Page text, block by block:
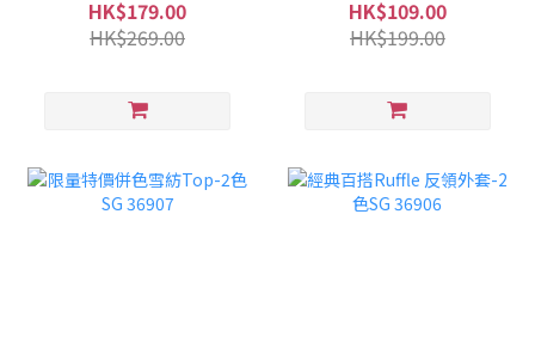
HK$179.00
HK$269.00
HK$109.00
HK$199.00